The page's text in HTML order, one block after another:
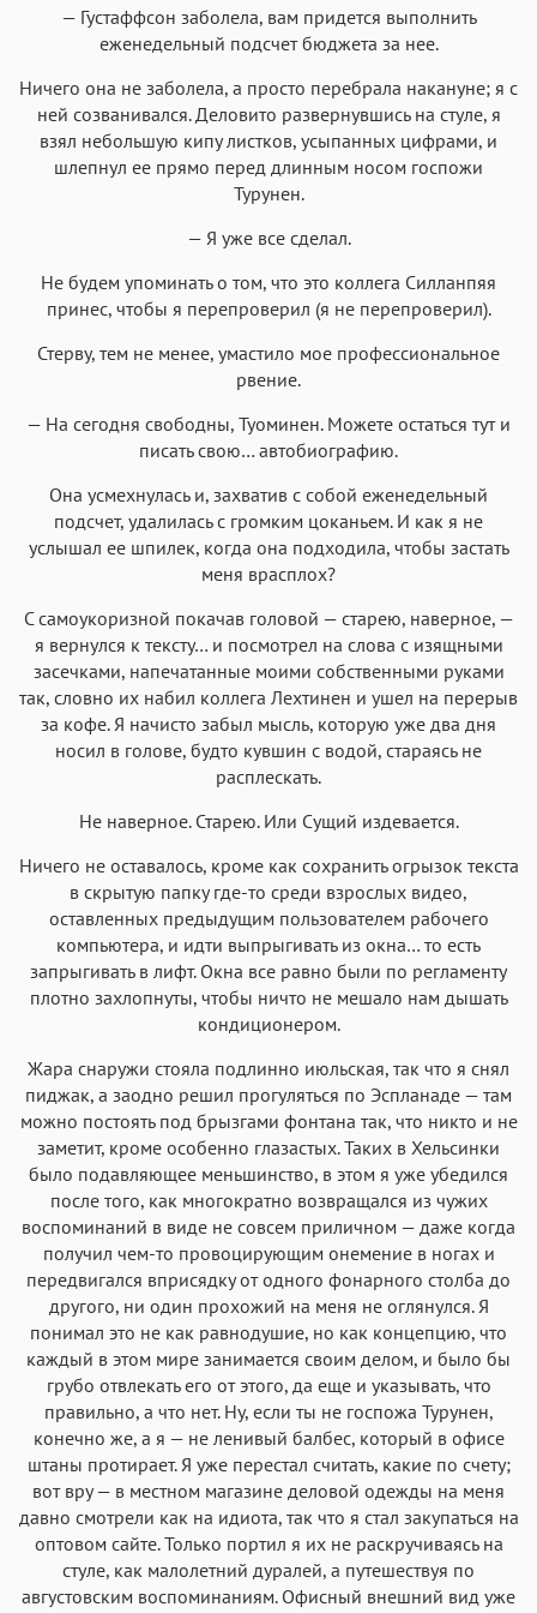
— Густаффсон заболела, вам придется выполнить
еженедельный подсчет бюджета за нее.
Ничего она не заболела, а просто перебрала накануне; я с
ней созванивался. Деловито развернувшись на стуле, я
взял небольшую кипу листков, усыпанных цифрами, и
шлепнул ее прямо перед длинным носом госпожи
Турунен.
— Я уже все сделал.
Не будем упоминать о том, что это коллега Силланпяя
принес, чтобы я перепроверил (я не перепроверил).
Стерву, тем не менее, умастило мое профессиональное
рвение.
— На сегодня свободны, Туоминен. Можете остаться тут и
писать свою… автобиографию.
Она усмехнулась и, захватив с собой еженедельный
подсчет, удалилась с громким цоканьем. И как я не
услышал ее шпилек, когда она подходила, чтобы застать
меня врасплох?
С самоукоризной покачав головой — старею, наверное, —
я вернулся к тексту… и посмотрел на слова с изящными
засечками, напечатанные моими собственными руками
так, словно их набил коллега Лехтинен и ушел на перерыв
за кофе. Я начисто забыл мысль, которую уже два дня
носил в голове, будто кувшин с водой, стараясь не
расплескать.
Не наверное. Старею. Или Сущий издевается.
Ничего не оставалось, кроме как сохранить огрызок текста
в скрытую папку где-то среди взрослых видео,
оставленных предыдущим пользователем рабочего
компьютера, и идти выпрыгивать из окна… то есть
запрыгивать в лифт. Окна все равно были по регламенту
плотно захлопнуты, чтобы ничто не мешало нам дышать
кондиционером.
Жара снаружи стояла подлинно июльская, так что я снял
пиджак, а заодно решил прогуляться по Эспланаде — там
можно постоять под брызгами фонтана так, что никто и не
заметит, кроме особенно глазастых. Таких в Хельсинки
было подавляющее меньшинство, в этом я уже убедился
после того, как многократно возвращался из чужих
воспоминаний в виде не совсем приличном — даже когда
получил чем-то провоцирующим онемение в ногах и
передвигался вприсядку от одного фонарного столба до
другого, ни один прохожий на меня не оглянулся. Я
понимал это не как равнодушие, но как концепцию, что
каждый в этом мире занимается своим делом, и было бы
грубо отвлекать его от этого, да еще и указывать, что
правильно, а что нет. Ну, если ты не госпожа Турунен,
конечно же, а я — не ленивый балбес, который в офисе
штаны протирает. Я уже перестал считать, какие по счету;
вот вру — в местном магазине деловой одежды на меня
давно смотрели как на идиота, так что я стал закупаться на
оптовом сайте. Только портил я их не раскручиваясь на
стуле, как малолетний дуралей, а путешествуя по
августовским воспоминаниям. Офисный внешний вид уже